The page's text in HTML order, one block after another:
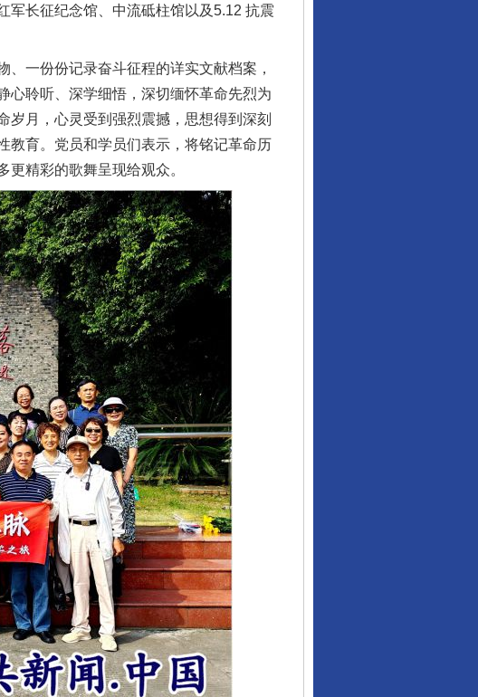
长征纪念馆、中流砥柱馆以及5.12 抗震
一份份记录奋斗征程的详实文献档案，
心聆听、深学细悟，深切缅怀革命先烈为
岁月，心灵受到强烈震撼，思想得到深刻
教育。党员和学员们表示，将铭记革命历
精彩的歌舞呈现给观众。
行业协会接连发公告
让核能赋能千行百业